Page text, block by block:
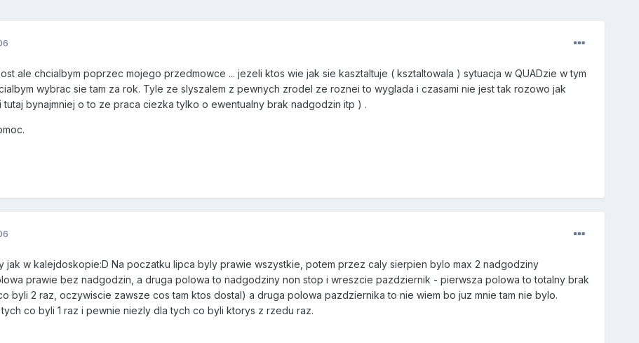
ale chcialbym poprzec mojego przedmowce ... jezeli ktos wie jak sie kasztaltuje ( ksztaltowala ) sytuacja w QUADzie w tym
wybrac sie tam za rok. Tyle ze slyszalem z pewnych zrodel ze roznei to wyglada i czasami nie jest tak rozowo jak
tutaj bynajmniej o to ze praca ciezka tylko o ewentualny brak nadgodzin itp ) .
jak w kalejdoskopie:D Na poczatku lipca byly prawie wszystkie, potem przez caly sierpien bylo max 2 nadgodziny
prawie bez nadgodzin, a druga polowa to nadgodziny non stop i wreszcie pazdziernik - pierwsza polowa to totalny brak
byli 2 raz, oczywiscie zawsze cos tam ktos dostal) a druga polowa pazdziernika to nie wiem bo juz mnie tam nie bylo.
co byli 1 raz i pewnie niezly dla tych co byli ktorys z rzedu raz.